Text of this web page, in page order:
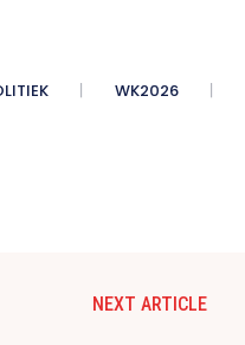
WK2026
NEXT ARTICLE